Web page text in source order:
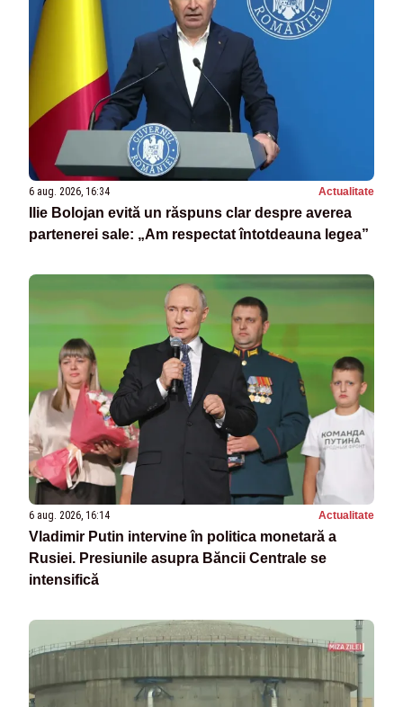
6 aug. 2026, 16:34 Actualitate
Ilie Bolojan evită un răspuns clar despre averea
partenerei sale: „Am respectat întotdeauna legea”
6 aug. 2026, 16:14 Actualitate
Vladimir Putin intervine în politica monetară a
Rusiei. Presiunile asupra Băncii Centrale se
intensifică